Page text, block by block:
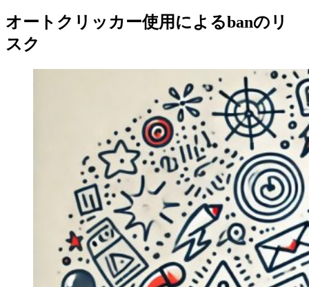
オートクリッカー使用によるbanのリ
スク